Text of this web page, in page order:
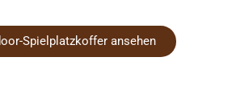
Spielplatzkoffer ansehen